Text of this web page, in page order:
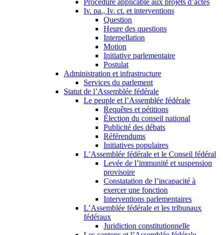
Procédure applicable aux projets d’actes
Iv. pa., Iv. ct. et interventions
Question
Heure des questions
Interpellation
Motion
Initiative parlementaire
Postulat
Administration et infrastructure
Services du parlement
Statut de l’Assemblée fédérale
Le peuple et l’Assemblée fédérale
Requêtes et pétitions
Élection du conseil national
Publicité des débats
Référendums
Initiatives populaires
L’Assemblée fédérale et le Conseil fédéral
Levée de l’immunité et suspension
provisoire
Constatation de l’incapacité à
exercer une fonction
Interventions parlementaires
L’Assemblée fédérale et les tribunaux
fédéraux
Juridiction constitutionnelle